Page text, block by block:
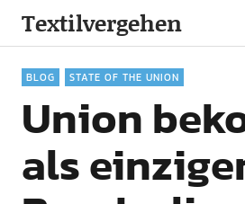
Textilvergehen
BLOG STATE OF THE UNION
Union
als